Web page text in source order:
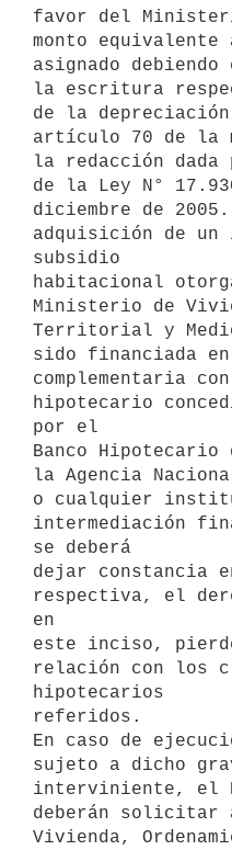
favor del
monto
asignado
la escritura
de la
artículo 70 de la
la redacción
de la Ley N°
diciembre de
adquisición de un
subsidio
habitacional
Ministerio de
Territorial y
sido financiada en
complementaria
hipotecario
por el
Banco Hipotecario
la Agencia
o cualquier
intermediación
se deberá
dejar constancia
respectiva, el
en
este inciso,
relación con los
hipotecarios
referidos.
En caso de
sujeto a dicho
interviniente, el
deberán solicitar
Vivienda,